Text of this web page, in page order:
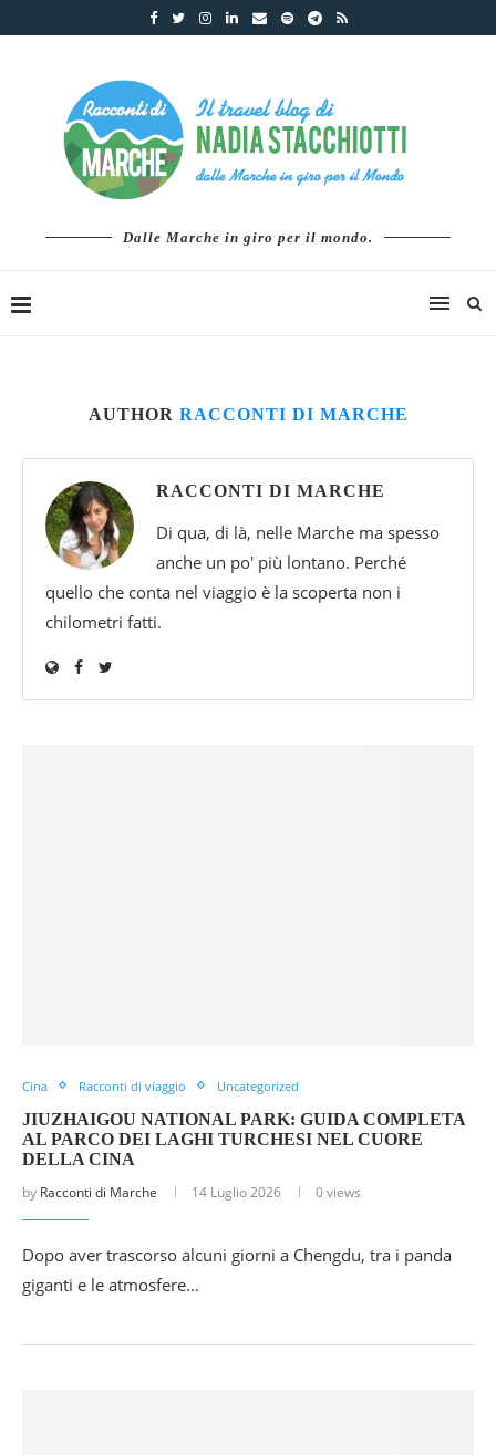
Dalle Marche in giro per il mondo.
AUTHOR RACCONTI DI MARCHE
RACCONTI DI MARCHE
Di qua, di là, nelle Marche ma spesso
anche un po' più lontano. Perché
quello che conta nel viaggio è la scoperta non i
chilometri fatti.
Cina Racconti di viaggio Uncategorized
JIUZHAIGOU NATIONAL PARK: GUIDA COMPLETA
AL PARCO DEI LAGHI TURCHESI NEL CUORE
DELLA CINA
by Racconti di Marche 14 Luglio 2026 0 views
Dopo aver trascorso alcuni giorni a Chengdu, tra i panda
giganti e le atmosfere…